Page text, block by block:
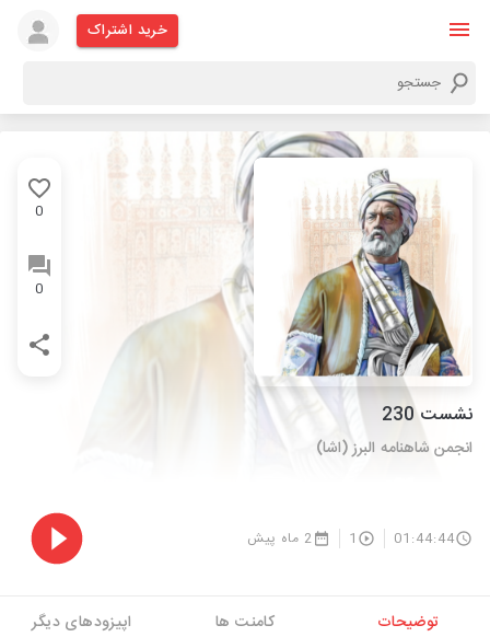
خرید اشتراک
0
0
نشست 230
انجمن شاهنامه البرز (اشا)
01:44:44
1 2 ماه پیش
توضیحات کامنت ها اپیزودهای دیگر